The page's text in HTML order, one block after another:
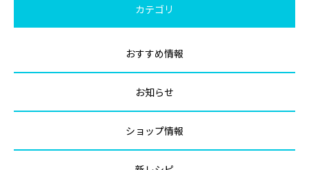
カテゴリ
おすすめ情報
お知らせ
ショップ情報